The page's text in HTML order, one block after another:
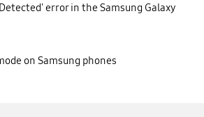
error in the Samsung Galaxy
on Samsung phones